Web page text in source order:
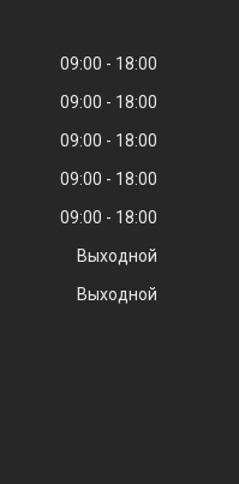
09:00
18:00
09:00
18:00
09:00
18:00
09:00
18:00
09:00
18:00
Выходной
Выходной